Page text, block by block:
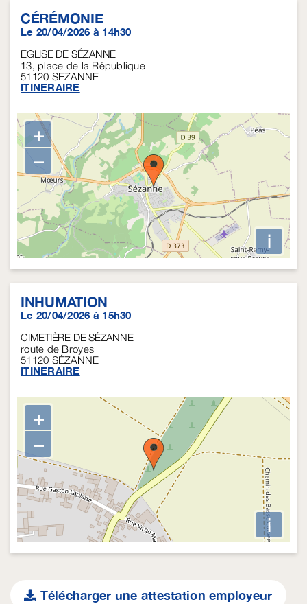
CÉRÉMONIE
Le 20/04/2026 à 14h30
EGLISE DE SÉZANNE
13, place de la République
51120 SEZANNE
ITINERAIRE
+
−
i
INHUMATION
Le 20/04/2026 à 15h30
CIMETIÈRE DE SÉZANNE
route de Broyes
51120 SÉZANNE
ITINERAIRE
+
−
i
Télécharger une attestation employeur